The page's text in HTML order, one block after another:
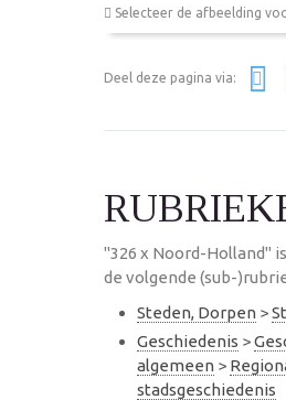
Selecteer de afbeelding
Deel deze pagina via:
"326 x Noord-Holland"
de volgende (sub-
Steden, Dorpen >
Geschiedenis >
algemeen >
stadsgeschiedenis